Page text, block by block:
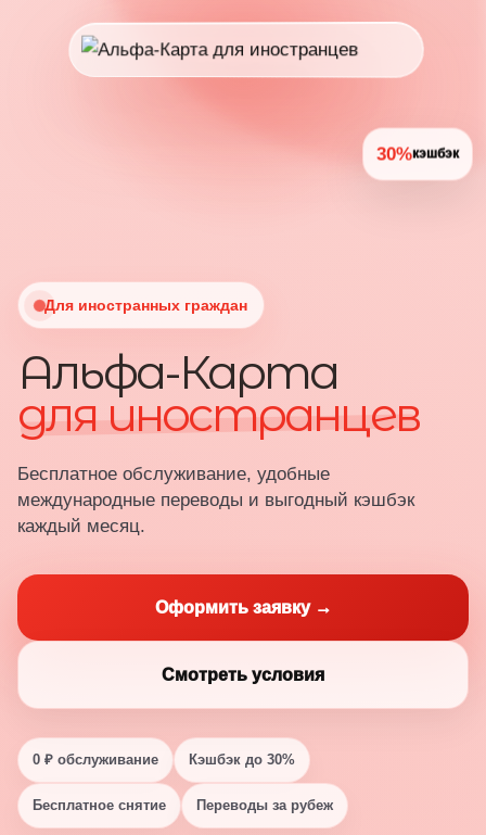
Для иностранных граждан
Альфа-Карта
для иностранцев
Бесплатное обслуживание, удобные
международные переводы и выгодный кэшбэк
каждый месяц.
Оформить заявку →
Смотреть условия
0 ₽ обслуживание Кэшбэк до 30%
Бесплатное снятие Переводы за рубеж
30%